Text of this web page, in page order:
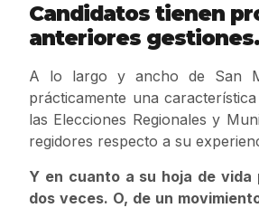
Candidatos tienen
anteriores
A lo largo y ancho de San
prácticamente una
las Elecciones Regionales y
regidores respecto a su
Y en cuanto a su hoja de
dos veces. O, de un